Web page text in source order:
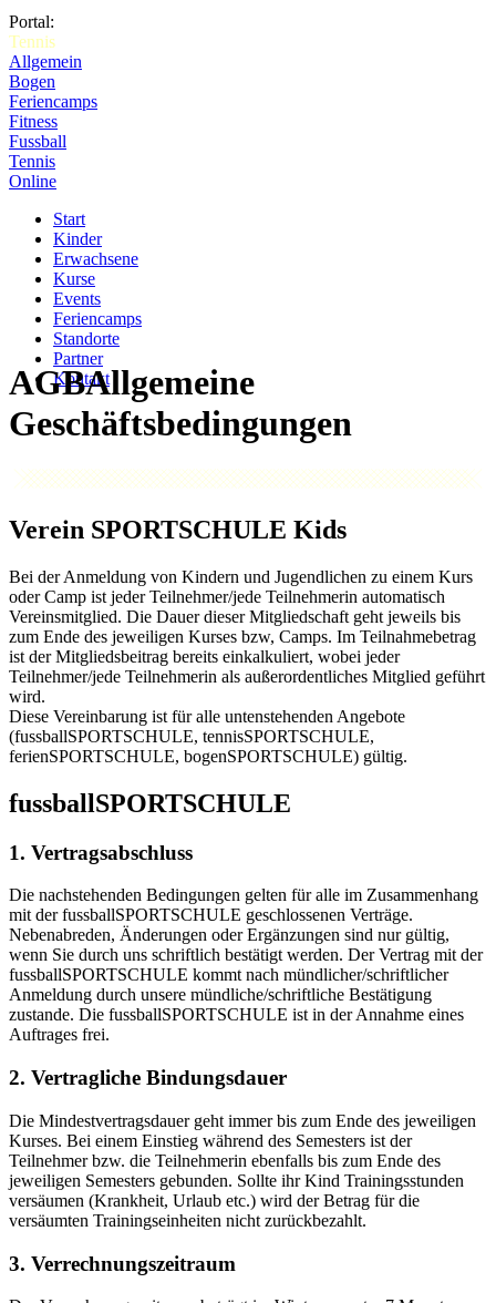
Portal:
Tennis
Allgemein
Bogen
Feriencamps
Fitness
Fussball
Tennis
Online
Start
Kinder
Erwachsene
Kurse
Events
Feriencamps
Standorte
Partner
Kontakt
AGB
Verein SPORTSCHULE Kids
Bei der Anmeldung von Kindern und Jugendlichen zu einem Kurs
oder Camp ist jeder Teilnehmer/jede Teilnehmerin automatisch
Vereinsmitglied. Die Dauer dieser Mitgliedschaft geht jeweils bis
zum Ende des jeweiligen Kurses bzw, Camps. Im Teilnahmebetrag
ist der Mitgliedsbeitrag bereits einkalkuliert, wobei jeder
Teilnehmer/jede Teilnehmerin als außerordentliches Mitglied geführt
wird.
Diese Vereinbarung ist für alle untenstehenden Angebote
(fussballSPORTSCHULE, tennisSPORTSCHULE,
ferienSPORTSCHULE, bogenSPORTSCHULE) gültig.
fussballSPORTSCHULE
1. Vertragsabschluss
Die nachstehenden Bedingungen gelten für alle im Zusammenhang
mit der fussballSPORTSCHULE geschlossenen Verträge.
Nebenabreden, Änderungen oder Ergänzungen sind nur gültig,
wenn Sie durch uns schriftlich bestätigt werden. Der Vertrag mit der
fussballSPORTSCHULE kommt nach mündlicher/schriftlicher
Anmeldung durch unsere mündliche/schriftliche Bestätigung
zustande. Die fussballSPORTSCHULE ist in der Annahme eines
Auftrages frei.
2. Vertragliche Bindungsdauer
Die Mindestvertragsdauer geht immer bis zum Ende des jeweiligen
Kurses. Bei einem Einstieg während des Semesters ist der
Teilnehmer bzw. die Teilnehmerin ebenfalls bis zum Ende des
jeweiligen Semesters gebunden. Sollte ihr Kind Trainingsstunden
versäumen (Krankheit, Urlaub etc.) wird der Betrag für die
versäumten Trainingseinheiten nicht zurückbezahlt.
3. Verrechnungszeitraum